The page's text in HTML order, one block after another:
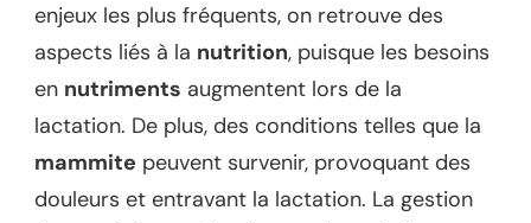
enjeux les plus fréquents, on retrouve des
aspects liés à la nutrition, puisque les besoins
en nutriments augmentent lors de la
lactation. De plus, des conditions telles que la
mammite peuvent survenir, provoquant des
douleurs et entravant la lactation. La gestion